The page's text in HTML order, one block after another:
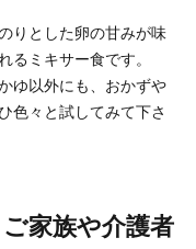
りとした卵の甘みが味
るミキサー食です。
ゆ以外にも、おかずや
色々と試してみて下さ
家族や介護者